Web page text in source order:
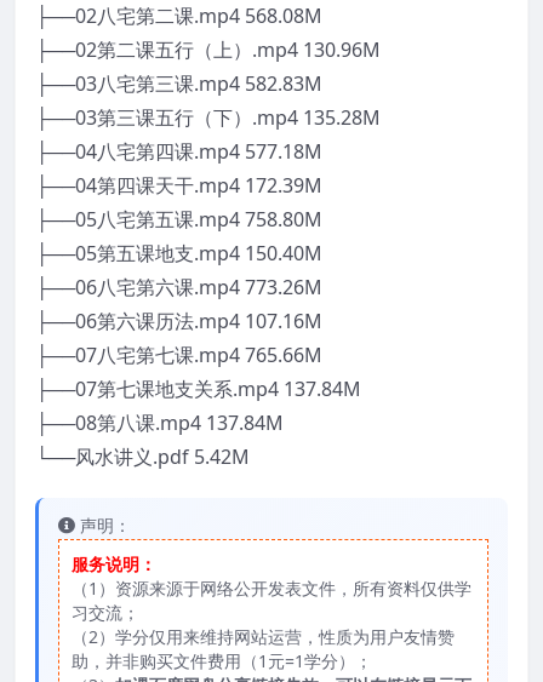
├──02八宅第二课.mp4 568.08M
├──02第二课五行（上）.mp4 130.96M
├──03八宅第三课.mp4 582.83M
├──03第三课五行（下）.mp4 135.28M
├──04八宅第四课.mp4 577.18M
├──04第四课天干.mp4 172.39M
├──05八宅第五课.mp4 758.80M
├──05第五课地支.mp4 150.40M
├──06八宅第六课.mp4 773.26M
├──06第六课历法.mp4 107.16M
├──07八宅第七课.mp4 765.66M
├──07第七课地支关系.mp4 137.84M
├──08第八课.mp4 137.84M
└──风水讲义.pdf 5.42M
声明：
服务说明：
（1）资源来源于网络公开发表文件，所有资料仅供学
习交流；
（2）学分仅用来维持网站运营，性质为用户友情赞
助，并非购买文件费用（1元=1学分）；